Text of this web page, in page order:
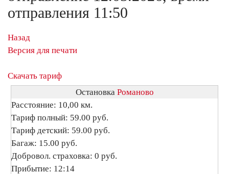
отправления 11:50
Назад
Версия для печати
Скачать тариф
Остановка Романово
Расстояние: 10,00 км.
Тариф полный: 59.00 руб.
Тариф детский: 59.00 руб.
Багаж: 15.00 руб.
Добровол. страховка: 0 руб.
Прибытие: 12:14